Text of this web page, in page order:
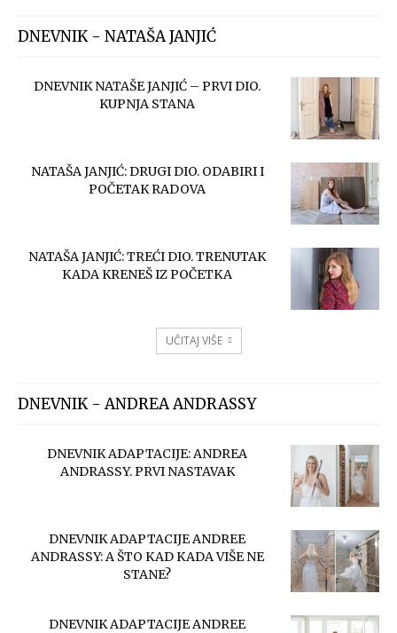
DNEVNIK - NATAŠA JANJIĆ
DNEVNIK NATAŠE JANJIĆ – PRVI DIO.
KUPNJA STANA
NATAŠA JANJIĆ: DRUGI DIO. ODABIRI I
POČETAK RADOVA
NATAŠA JANJIĆ: TREĆI DIO. TRENUTAK
KADA KRENEŠ IZ POČETKA
UČITAJ VIŠE
DNEVNIK - ANDREA ANDRASSY
DNEVNIK ADAPTACIJE: ANDREA
ANDRASSY. PRVI NASTAVAK
DNEVNIK ADAPTACIJE ANDREE
ANDRASSY: A ŠTO KAD KADA VIŠE NE
STANE?
DNEVNIK ADAPTACIJE ANDREE